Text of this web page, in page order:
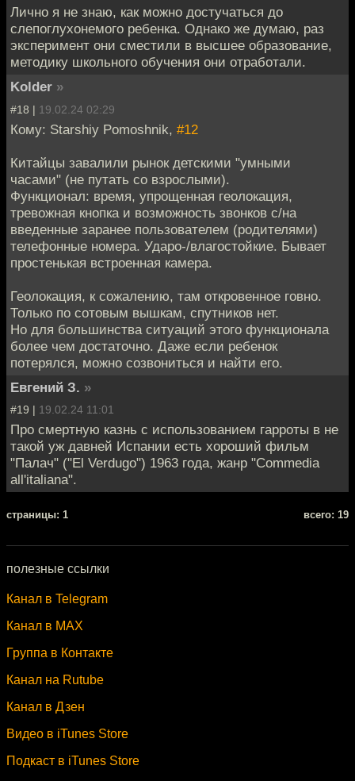
Лично я не знаю, как можно достучаться до
слепоглухонемого ребенка. Однако же думаю, раз
эксперимент они сместили в высшее образование,
методику школьного обучения они отработали.
Kolder »
#18 | 19.02.24 02:29
Кому: Starshiy Pomoshnik, #12
Китайцы завалили рынок детскими "умными
часами" (не путать со взрослыми).
Функционал: время, упрощенная геолокация,
тревожная кнопка и возможность звонков с/на
введенные заранее пользователем (родителями)
телефонные номера. Ударо-/влагостойкие. Бывает
простенькая встроенная камера.
Геолокация, к сожалению, там откровенное говно.
Только по сотовым вышкам, спутников нет.
Но для большинства ситуаций этого функционала
более чем достаточно. Даже если ребенок
потерялся, можно созвониться и найти его.
Евгений З. »
#19 | 19.02.24 11:01
Про смертную казнь с использованием гарроты в не
такой уж давней Испании есть хороший фильм
"Палач" ("El Verdugo") 1963 года, жанр "Commedia
all'italiana".
cтраницы: 1 всего: 19
полезные ссылки
Канал в Telegram
Канал в MAX
Группа в Контакте
Канал на Rutube
Канал в Дзен
Видео в iTunes Store
Подкаст в iTunes Store